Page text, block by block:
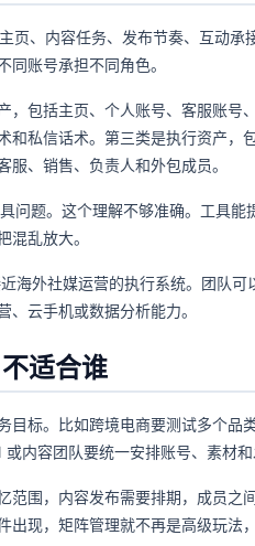
、内容任务、发布节奏、互动承
账号承担不同角色。
，包括主页、个人账号、客服账号
私信话术。第三类是执行资产，
、销售、负责人和外包成员。
问题。这个理解不够准确。工具能
乱放大。
海外社媒运营的执行系统。团队可
云手机或数据分析能力。
适合谁
目标。比如跨境电商要测试多个品
内容团队要统一安排账号、素材和
范围，内容发布需要排期，成员之
现，矩阵管理就不再是高级玩法